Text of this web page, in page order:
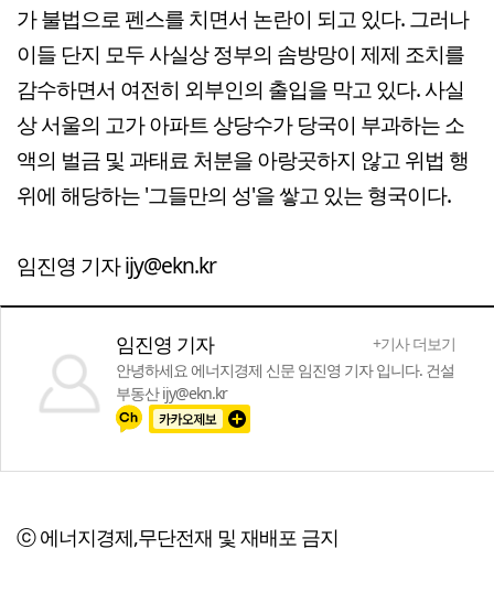
가 불법으로 펜스를 치면서 논란이 되고 있다. 그러나
이들 단지 모두 사실상 정부의 솜방망이 제제 조치를
감수하면서 여전히 외부인의 출입을 막고 있다. 사실
상 서울의 고가 아파트 상당수가 당국이 부과하는 소
액의 벌금 및 과태료 처분을 아랑곳하지 않고 위법 행
위에 해당하는 '그들만의 성'을 쌓고 있는 형국이다.
임진영 기자 ijy@ekn.kr
임진영 기자
+기사 더보기
안녕하세요 에너지경제 신문 임진영 기자 입니다. 건설
부동산 ijy@ekn.kr
ⓒ 에너지경제,무단전재 및 재배포 금지